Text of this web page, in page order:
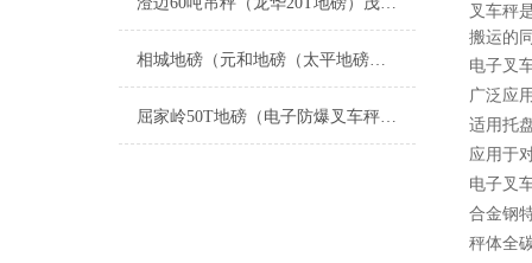
相城地磅（元和地磅（太平地磅（黄桥地磅）北桥地磅）望亭地磅维修
屈家岭50T地磅（电子防爆叉车秤）蕲春15吨吊秤维修
叉车秤
搬运的
电子叉
广泛应
适用托
应用于
电子叉
合金钢
秤体全